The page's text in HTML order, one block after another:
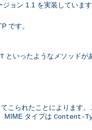
ョン 1.1 を実装しています
です。
といったようなメソッドが
られたことによります。
MIME タイプは Content-